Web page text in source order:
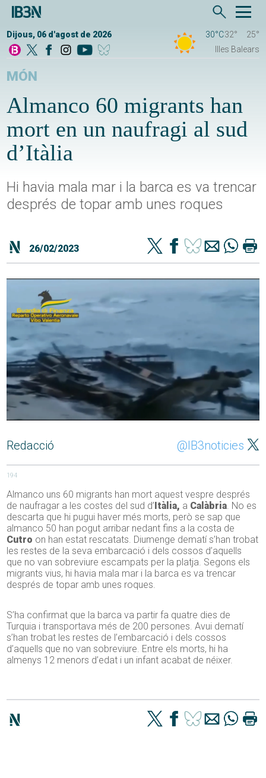
Dijous, 06 d'agost de 2026 30°C32°
25°
Illes Balears
MÓN
Almanco 60 migrants han
mort en un naufragi al sud
d’Itàlia
Hi havia mala mar i la barca es va trencar
després de topar amb unes roques
26/02/2023
Redacció @IB3noticies
194
Almanco uns 60 migrants han mort aquest vespre després
de naufragar a les costes del sud d’ Itàlia, a Calàbria. No es
descarta que hi pugui haver més morts, però se sap que
almanco 50 han pogut arribar nedant fins a la costa de
Cutro on han estat rescatats. Diumenge dematí s’han trobat
les restes de la seva embarcació i dels cossos d’aquells
que no van sobreviure escampats per la platja. Segons els
migrants vius, hi havia mala mar i la barca es va trencar
després de topar amb unes roques.
S’ha confirmat que la barca va partir fa quatre dies de
Turquia i transportava més de 200 persones. Avui dematí
s’han trobat les restes de l’embarcació i dels cossos
d’aquells que no van sobreviure. Entre els morts, hi ha
almenys 12 menors d’edat i un infant acabat de néixer.